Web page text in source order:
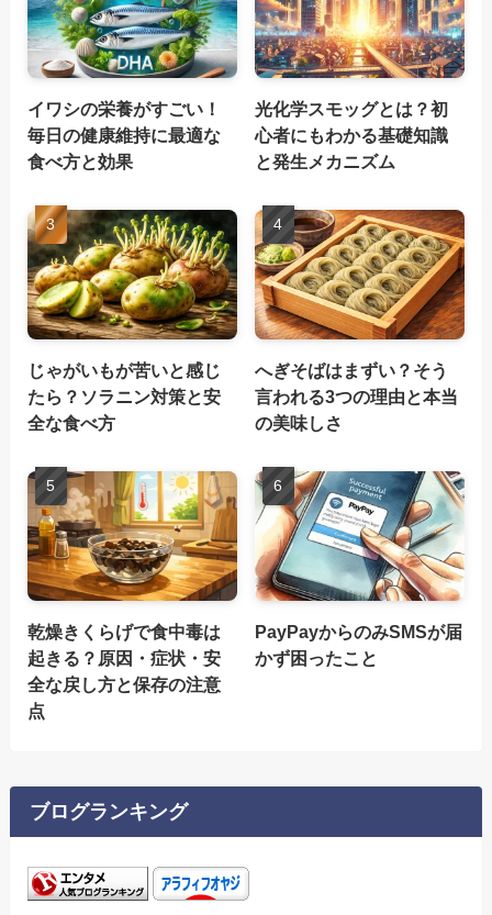
イワシの栄養がすごい！
毎日の健康維持に最適な
食べ方と効果
光化学スモッグとは？初
心者にもわかる基礎知識
と発生メカニズム
じゃがいもが苦いと感じ
たら？ソラニン対策と安
全な食べ方
へぎそばはまずい？そう
言われる3つの理由と本当
の美味しさ
乾燥きくらげで食中毒は
起きる？原因・症状・安
全な戻し方と保存の注意
点
PayPayからのみSMSが届
かず困ったこと
ブログランキング